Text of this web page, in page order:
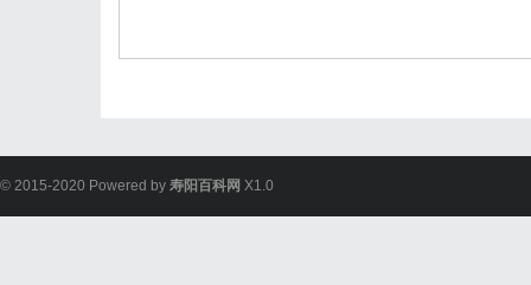
© 2015-2020 Powered by 寿阳百科网 X1.0